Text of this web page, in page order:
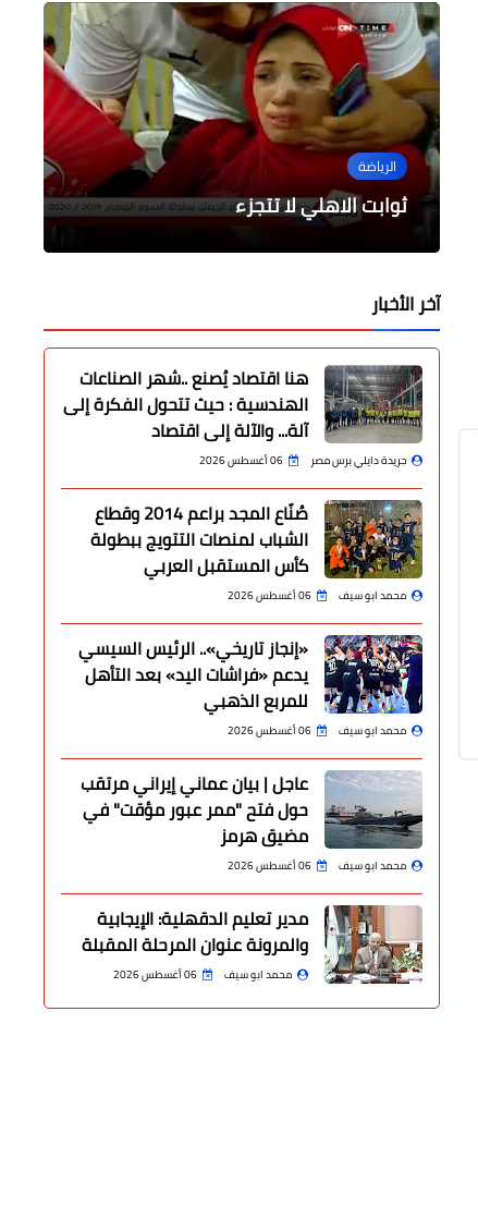
الرياضة
ثوابت الاهلي لا تتجزء
محافظات
مياه كفرالشيخ تستعداد لمواجهة موسم
الأمطار والسيول
الرأى
تكريم دكتور عمرو السمرة فى حفل
المتفوقين بمدرسة القناة
الرياضة
طلائع الجيش بطل كأس السوبر المصرى
فن
عندما كان الفن رسالة هدفها الإرتقاء
بالمجتمع
آخر الأخبار
هنا اقتصاد يُصنع ..شهر الصناعات
الهندسية : حيث تتحول الفكرة إلى
آلة... والآلة إلى اقتصاد
جريدة دايلي برس مصر 06 أغسطس 2026
صُنّاع المجد براعم 2014 وقطاع
الشباب لمنصات التتويج ببطولة
كأس المستقبل العربي
محمد ابو سيف 06 أغسطس 2026
«إنجاز تاريخي».. الرئيس السيسي
يدعم «فراشات اليد» بعد التأهل
للمربع الذهبي
محمد ابو سيف 06 أغسطس 2026
عاجل | بيان عماني إيراني مرتقب
حول فتح "ممر عبور مؤقت" في
مضيق هرمز
محمد ابو سيف 06 أغسطس 2026
مدير تعليم الدقهلية: الإيجابية
والمرونة عنوان المرحلة المقبلة
محمد ابو سيف 06 أغسطس 2026